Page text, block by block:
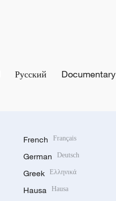
Русский Documentary
French Français
German Deutsch
Greek Ελληνικά
Hausa Hausa